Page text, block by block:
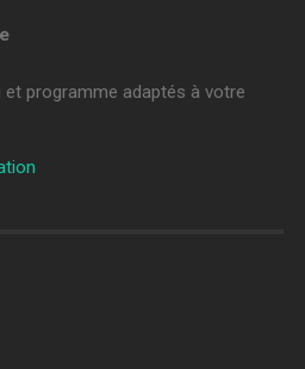
et programme adaptés à votre